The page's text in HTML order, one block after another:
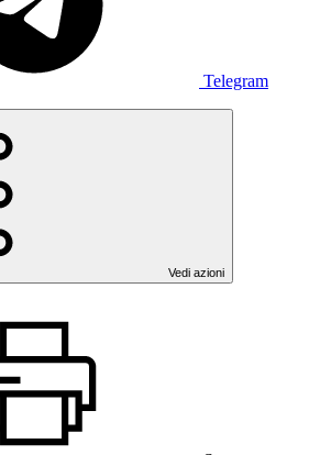
Telegram
Vedi azioni